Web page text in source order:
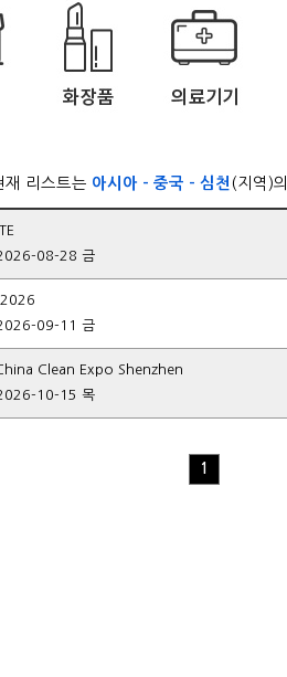
재 리스트는 아시아 - 중국 - 심천 (지역)의
08-28 금
2026
09-11 금
Clean Expo Shenzhen
10-15 목